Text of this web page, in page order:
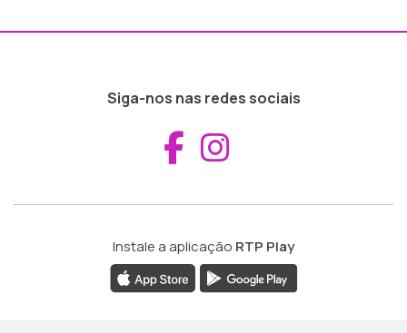
Siga-nos nas redes sociais
Aceder ao
Instale a aplicação RTP Play